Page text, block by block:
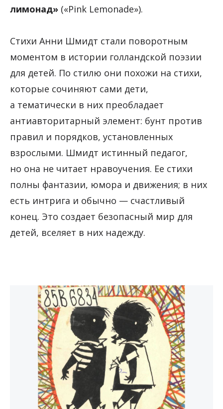
лимонад» («Pink Lemonade»).
Стихи Анни Шмидт стали поворотным
моментом в истории голландской поэзии
для детей. По стилю они похожи на стихи,
которые сочиняют сами дети,
а тематически в них преобладает
антиавторитарный элемент: бунт против
правил и порядков, установленных
взрослыми. Шмидт истинный педагог,
но она не читает нравоучения. Ее стихи
полны фантазии, юмора и движения; в них
есть интрига и обычно — счастливый
конец. Это создает безопасный мир для
детей, вселяет в них надежду.